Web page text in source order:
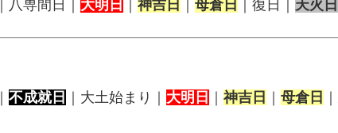
｜八専間日｜ 大明日 神吉日 母倉日 ｜復日｜ 天火日
｜ 不成就日 ｜大土始まり｜ 大明日 ｜ 神吉日 ｜ 母倉日 ｜